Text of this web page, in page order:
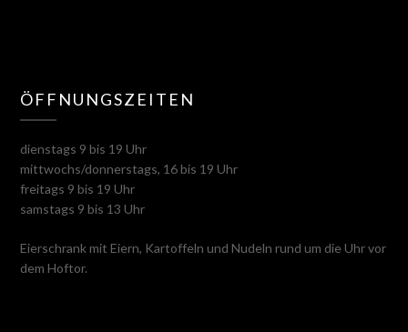
ÖFFNUNGSZEITEN
dienstags 9 bis 19 Uhr
mittwochs/donnerstags, 16 bis 19 Uhr
freitags 9 bis 19 Uhr
samstags 9 bis 13 Uhr
Eierschrank mit Eiern, Kartoffeln und Nudeln rund um die Uhr vor
dem Hoftor.